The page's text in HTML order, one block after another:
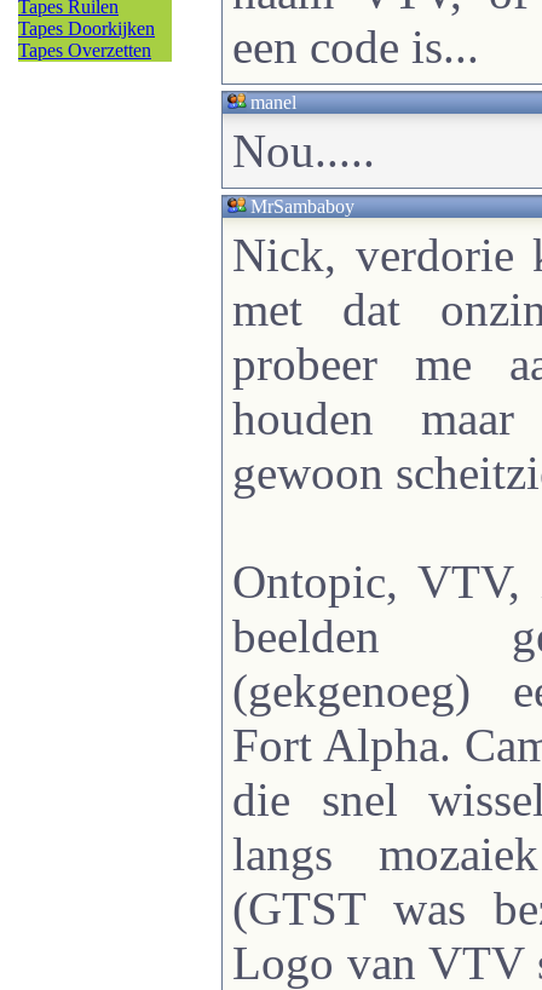
Tapes Ruilen
Tapes Doorkijken
Tapes Overzetten
een code is...
manel
Nou.....
MrSambaboy
Nick, verdorie
met dat
probeer me
houden
gewoon
Ontopic,
beelden
(gekgenoeg)
Fort Alpha.
die snel
langs
(GTST was
Logo van VTV